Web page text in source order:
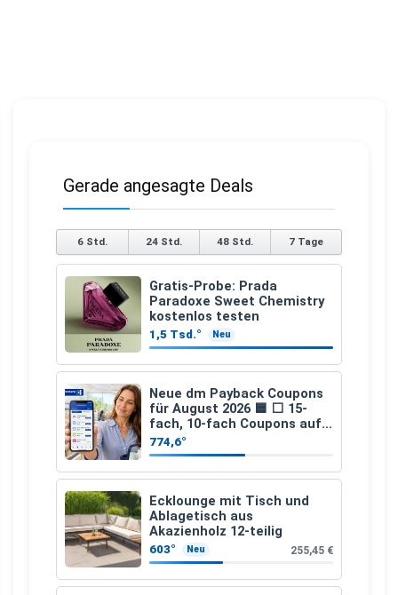
Gerade angesagte Deals
6 Std. 24 Std. 48 Std. 7 Tage
Gratis-Probe: Prada
Paradoxe Sweet Chemistry
kostenlos testen
1,5 Tsd.° Neu
Neue dm Payback Coupons
für August 2026 🟦 ⬜ 15-
fach, 10-fach Coupons auf
den gesamten Einkauf ab 2
€
774,6°
Ecklounge mit Tisch und
Ablagetisch aus
Akazienholz 12-teilig
603° Neu 255,45 €